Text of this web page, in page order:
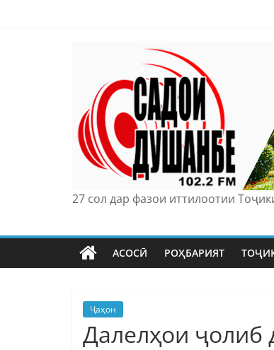
27 сол дар фазои иттилоотии
АСОСӢ РОҲБАРИЯТ
Ҷаҳон
Далелҳои